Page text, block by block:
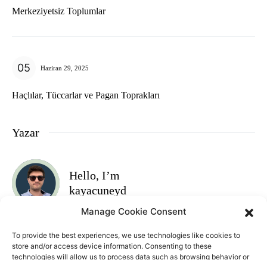
Manage Cookie Consent
To provide the best experiences, we use technologies like cookies to
store and/or access device information. Consenting to these
technologies will allow us to process data such as browsing behavior or
Merkeziyetsiz Toplumlar
Haziran 29, 2025
Haçlılar, Tüccarlar ve Pagan Toprakları
Yazar
Hello, I’m
kayacuneyd